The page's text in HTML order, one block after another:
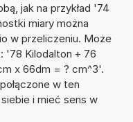
jak na przykład '74
miary można
w przeliczeniu. Może
'78 Kilodalton + 76
x 66dm = ? cm^3'.
w ten
i mieć sens w